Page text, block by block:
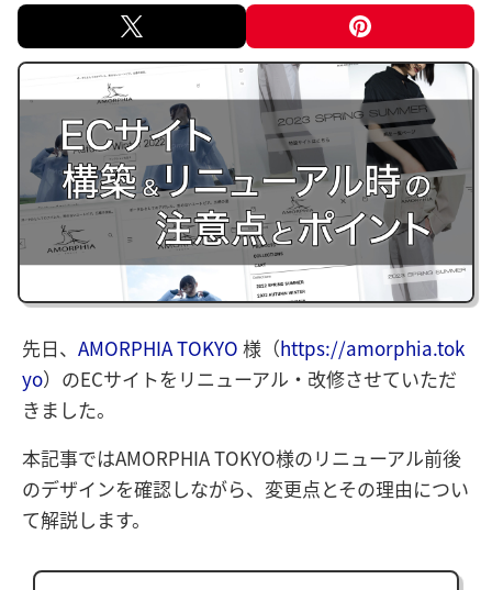
先日、 AMORPHIA TOKYO 様（https://amorphia.tok
yo）のECサイトをリニューアル・改修させていただ
きました。
本記事ではAMORPHIA TOKYO様のリニューアル前後
のデザインを確認しながら、変更点とその理由につい
て解説します。